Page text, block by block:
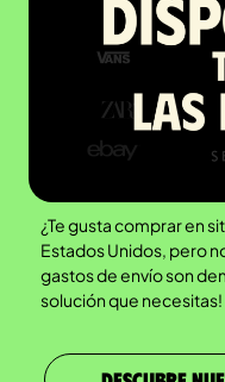
¿Te gusta comprar en
Estados Unidos, pero
gastos de envío son
solución que necesitas!